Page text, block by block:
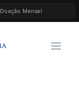
Doação Mensal